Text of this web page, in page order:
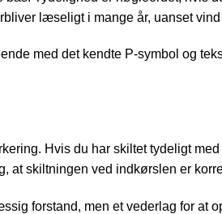
læseligt i mange år, uanset vind
med det kendte P-symbol og
Hvis du har skiltet tydeligt med
at skiltningen ved indkørslen er
forstand, men et vederlag for at